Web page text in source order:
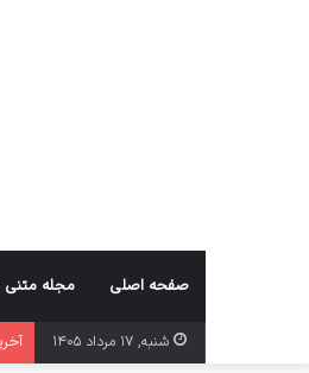
صفحه اصلی مجله متنی
شنبه, ۱۷ مرداد ۱۴۰۵